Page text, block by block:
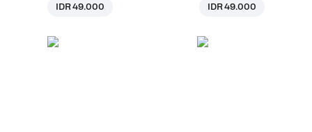
IDR 49.000 IDR 49.000